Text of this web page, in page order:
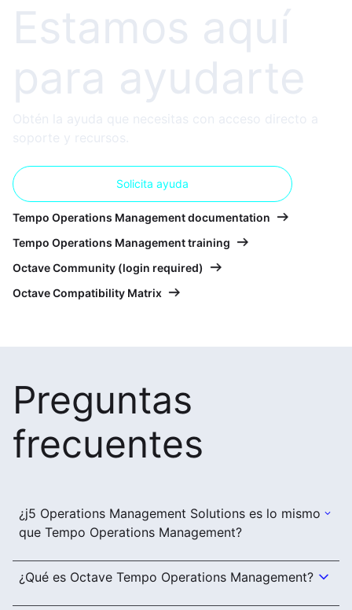
Estamos aquí
para ayudarte
Obtén la ayuda que necesitas con acceso directo a
soporte y recursos.
Solicita ayuda
Tempo Operations Management documentation
Tempo Operations Management training
Octave Community (login required)
Octave Compatibility Matrix
Preguntas
frecuentes
¿j5 Operations Management Solutions es lo mismo
que Tempo Operations Management?
¿Qué es Octave Tempo Operations Management?